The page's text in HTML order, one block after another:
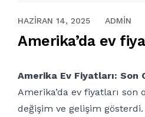
HAZIRAN 14, 2025
HAZIRAN 14, 2025 ADMIN
Amerika’da ev
Amerika Ev Fiyatları: Son
Amerika’da ev fiyatları son
değişim ve gelişim